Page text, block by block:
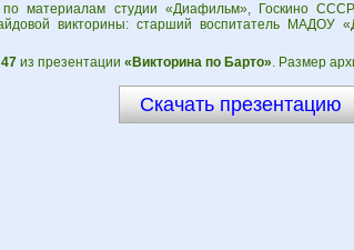
материалам студии «Диафильм», Госкино
викторины: старший воспитатель МАДОУ
из презентации «Викторина по Барто». Размер
Скачать презентацию